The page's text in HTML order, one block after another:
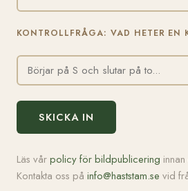
KONTROLLFRÅGA: VAD HETER
SKICKA IN
Läs vårpolicy för bildpublicering
Kontakta oss på info@haststam.se vid